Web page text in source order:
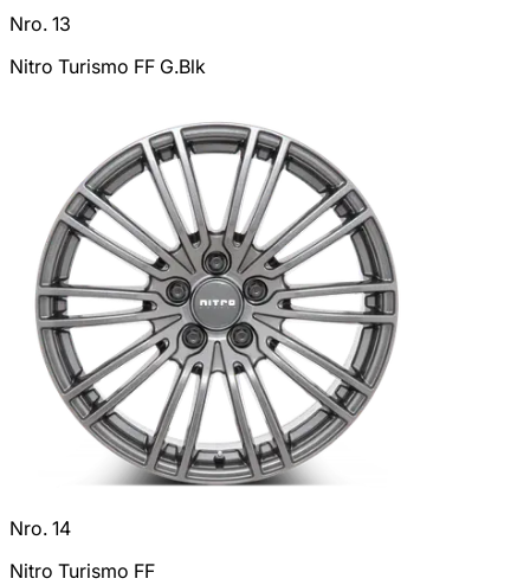
Nro. 13
Nitro Turismo FF G.Blk
Nro. 14
Nitro Turismo FF